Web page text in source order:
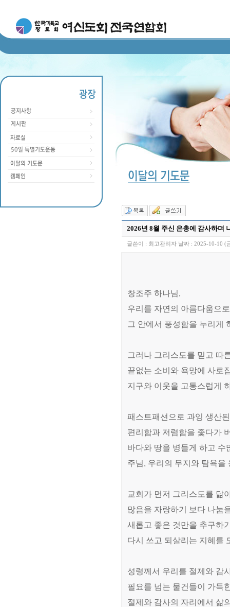
2026년 8월 주신 은총에 감사하며
글쓴이 : 최고관리자 날짜 : 2025-10-10 (
창조주 하나님,
우리를 자연의 아름다움으
그 안에서 풍성함을 누리게
그러나 그리스도를 믿고 따
끝없는 소비와 욕망에 사로
지구와 이웃을 고통스럽게
패스트패션으로 과잉 생산
편리함과 저렴함을 좇다가
바다와 땅을 병들게 하고
주님, 우리의 무지와 탐욕을
교회가 먼저 그리스도를 닮
많음을 자랑하기 보다 나눔
새롭고 좋은 것만을 추구하
다시 쓰고 되살리는 지혜를
성령께서 우리를 절제와 감
필요를 넘는 물건들이 가득
절제와 감사의 자리에서 삶